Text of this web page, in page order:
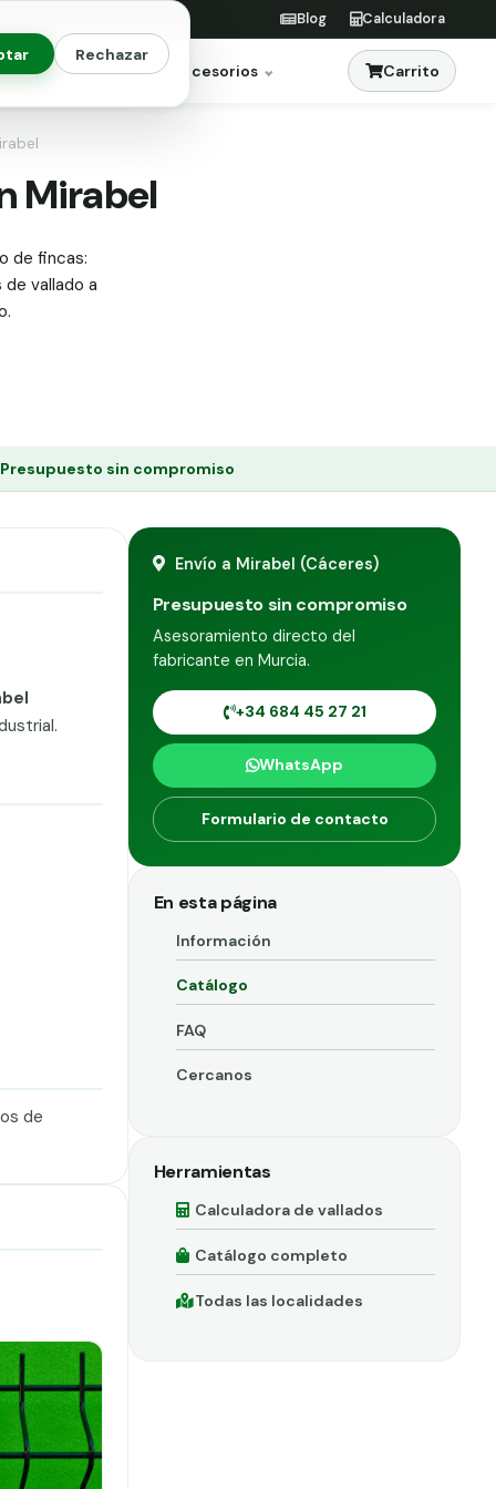
Rechazar
Blog Calculadora
Jardinería Accesorios Carrito
Mirabel
de fincas:
vallado a
Presupuesto sin compromiso
de
Envío a Mirabel (Cáceres)
Presupuesto sin compromiso
Asesoramiento directo del
fabricante en Murcia.
+34 684 45 27 21
WhatsApp
Formulario de contacto
En esta página
Información
Catálogo
FAQ
Cercanos
Herramientas
Calculadora de vallados
Catálogo completo
Todas las localidades